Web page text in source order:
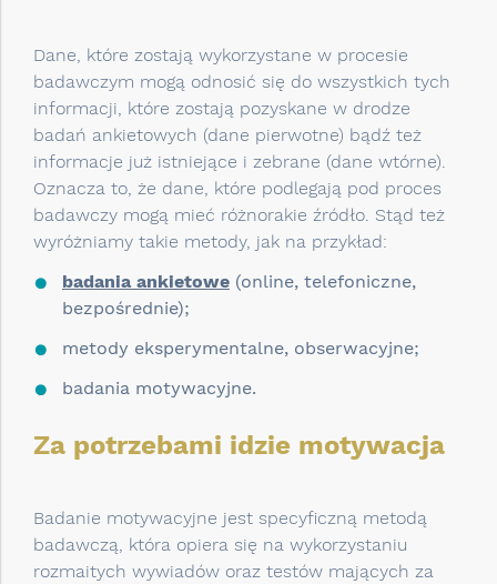
Dane, które zostają wykorzystane w procesie
badawczym mogą odnosić się do wszystkich tych
informacji, które zostają pozyskane w drodze
badań ankietowych (dane pierwotne) bądź też
informacje już istniejące i zebrane (dane wtórne).
Oznacza to, że dane, które podlegają pod proces
badawczy mogą mieć różnorakie źródło. Stąd też
wyróżniamy takie metody, jak na przykład:
badania ankietowe (online, telefoniczne,
bezpośrednie);
metody eksperymentalne, obserwacyjne;
badania motywacyjne.
Za potrzebami idzie motywacja
Badanie motywacyjne jest specyficzną metodą
badawczą, która opiera się na wykorzystaniu
rozmaitych wywiadów oraz testów mających za